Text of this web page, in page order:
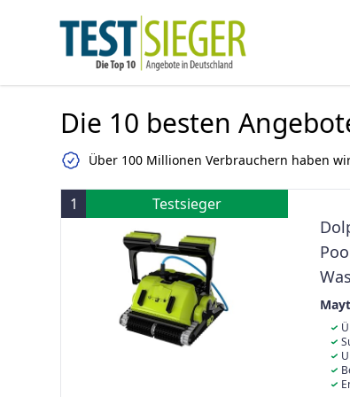
Die 10 besten
Über 100 Millionen Verbrauchern haben
1 Testsieger